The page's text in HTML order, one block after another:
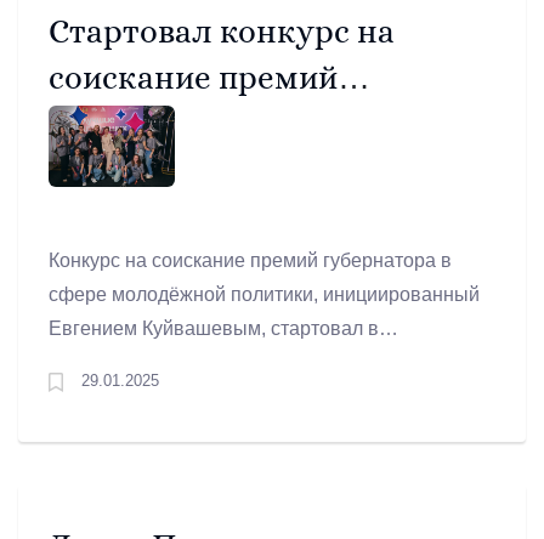
Стартовал конкурс на
соискание премий
губернатора в сфере
молодёжной политики
Конкурс на соискание премий губернатора в
сфере молодёжной политики, инициированный
Евгением Куйвашевым, стартовал в
вознаграждения смогут получить 20 авторов
29.01.2025